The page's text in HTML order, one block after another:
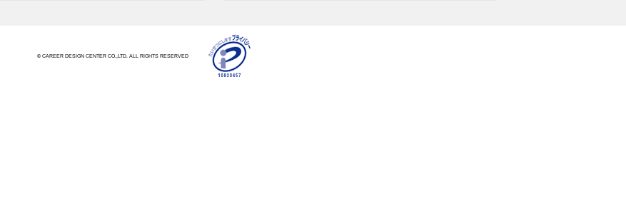
© CAREER DESIGN CENTER CO.,LTD. ALL RIGHTS RESERVED